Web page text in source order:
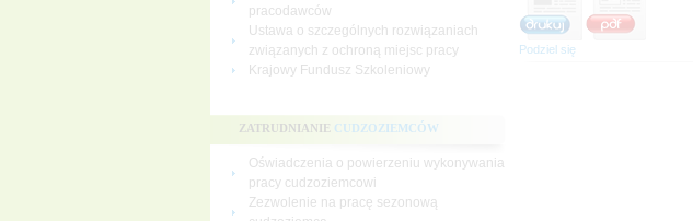
pracodawców
Ustawa o szczególnych rozwiązaniach
związanych z ochroną miejsc pracy
Krajowy Fundusz Szkoleniowy
ZATRUDNIANIE CUDZOZIEMCÓW
Oświadczenia o powierzeniu wykonywania
pracy cudzoziemcowi
Zezwolenie na pracę sezonową
Podziel się